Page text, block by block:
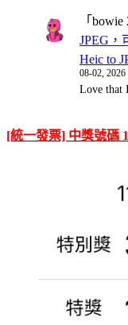
「 bowie
JPEG，
Heic to
08-02, 2026
Love that
[統一發票] 中獎號碼